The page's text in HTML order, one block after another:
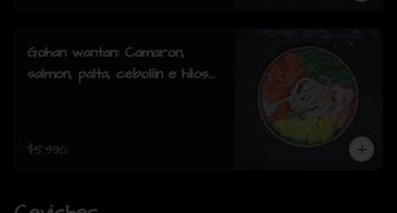
Gohan wantan: Camaron,
salmon, palta, cebollin e hilos
$5.990